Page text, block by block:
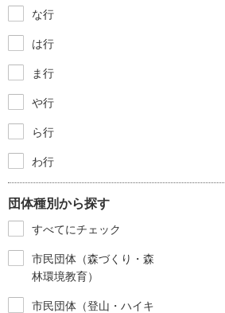
な行
は行
ま行
や行
ら行
わ行
団体種別から探す
すべてにチェック
市民団体（森づくり・森
林環境教育）
市民団体（登山・ハイキ